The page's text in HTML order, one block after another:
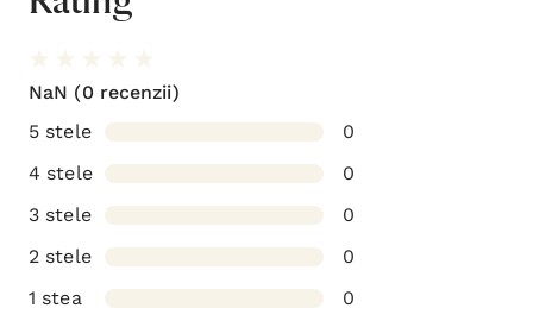
NaN (0 recenzii)
5 stele
0
4 stele
0
3 stele
0
2 stele
0
1 stea
0